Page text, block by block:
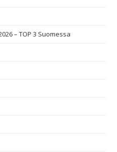
– TOP 3 Suomessa